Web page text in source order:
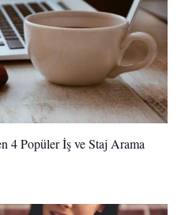
4 Popüler İş ve Staj Arama